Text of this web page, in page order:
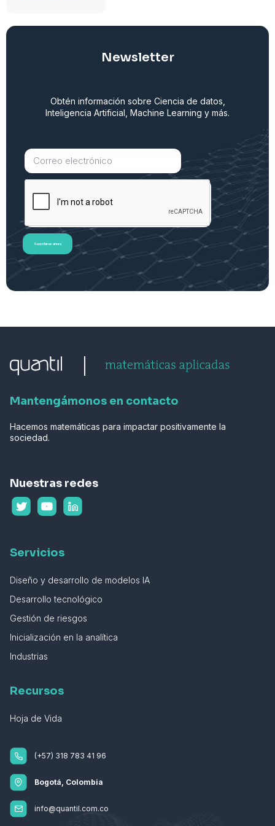
Newsletter
Obtén información sobre Ciencia de datos,
Inteligencia Artificial, Machine Learning y más.
Suscribirse ahora
Mantengámonos en contacto
Hacemos matemáticas para impactar positivamente la
sociedad.
Nuestras redes
Servicios
Diseño y desarrollo de modelos IA
Desarrollo tecnológico
Gestión de riesgos
Inicialización en la analítica
Industrias
Recursos
Hoja de Vida
(+57) 318 783 41 96
Bogotá, Colombia
info@quantil.com.co